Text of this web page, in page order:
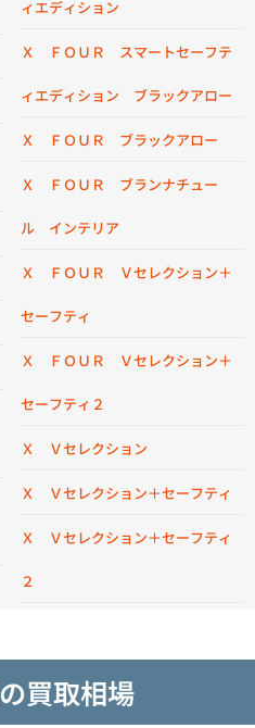
ィエディション
Ｘ ＦＯＵＲ スマートセーフテ
ィエディション ブラックアロー
Ｘ ＦＯＵＲ ブラックアロー
Ｘ ＦＯＵＲ ブランナチュー
ル インテリア
Ｘ ＦＯＵＲ Ｖセレクション＋
セーフティ
Ｘ ＦＯＵＲ Ｖセレクション＋
セーフティ２
Ｘ Ｖセレクション
Ｘ Ｖセレクション＋セーフティ
Ｘ Ｖセレクション＋セーフティ
２
買取相場